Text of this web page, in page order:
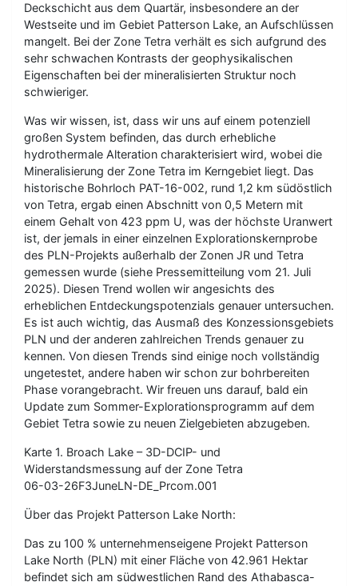
Deckschicht aus dem Quartär, insbesondere an der
Westseite und im Gebiet Patterson Lake, an Aufschlüssen
mangelt. Bei der Zone Tetra verhält es sich aufgrund des
sehr schwachen Kontrasts der geophysikalischen
Eigenschaften bei der mineralisierten Struktur noch
schwieriger.
Was wir wissen, ist, dass wir uns auf einem potenziell
großen System befinden, das durch erhebliche
hydrothermale Alteration charakterisiert wird, wobei die
Mineralisierung der Zone Tetra im Kerngebiet liegt. Das
historische Bohrloch PAT-16-002, rund 1,2 km südöstlich
von Tetra, ergab einen Abschnitt von 0,5 Metern mit
einem Gehalt von 423 ppm U, was der höchste Uranwert
ist, der jemals in einer einzelnen Explorationskernprobe
des PLN-Projekts außerhalb der Zonen JR und Tetra
gemessen wurde (siehe Pressemitteilung vom 21. Juli
2025). Diesen Trend wollen wir angesichts des
erheblichen Entdeckungspotenzials genauer untersuchen.
Es ist auch wichtig, das Ausmaß des Konzessionsgebiets
PLN und der anderen zahlreichen Trends genauer zu
kennen. Von diesen Trends sind einige noch vollständig
ungetestet, andere haben wir schon zur bohrbereiten
Phase vorangebracht. Wir freuen uns darauf, bald ein
Update zum Sommer-Explorationsprogramm auf dem
Gebiet Tetra sowie zu neuen Zielgebieten abzugeben.
Karte 1. Broach Lake – 3D-DCIP- und
Widerstandsmessung auf der Zone Tetra
06-03-26F3JuneLN-DE_Prcom.001
Über das Projekt Patterson Lake North:
Das zu 100 % unternehmenseigene Projekt Patterson
Lake North (PLN) mit einer Fläche von 42.961 Hektar
befindet sich am südwestlichen Rand des Athabasca-